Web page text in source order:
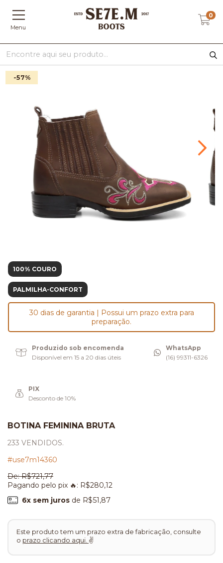
Menu
0
-57%
100% COURO
PALMILHA-CONFORT
30 dias de garantia | Possui um prazo extra para
preparação.
Produzido sob encomenda
Disponível em 15 a 20 dias úteis
WhatsApp
(16) 99311-6326
PIX
Desconto de 10%
BOTINA FEMININA BRUTA
233 VENDIDOS.
#use7m14360
De:R$721,77
Pagando pelo pix 🔥: R$280,12
6x sem jurosde R$51,87
Este produto tem um prazo extra de fabricação, consulte
o prazo clicando aqui. ✌